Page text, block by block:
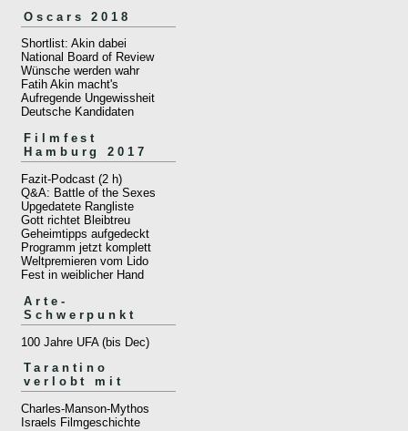
Oscars 2018
Shortlist: Akin dabei
National Board of Review
Wünsche werden wahr
Fatih Akin macht's
Aufregende Ungewissheit
Deutsche Kandidaten
Filmfest
Hamburg 2017
Fazit-Podcast (2 h)
Q&A: Battle of the Sexes
Upgedatete Rangliste
Gott richtet Bleibtreu
Geheimtipps aufgedeckt
Programm jetzt komplett
Weltpremieren vom Lido
Fest in weiblicher Hand
Arte-
Schwerpunkt
100 Jahre UFA (bis Dec)
Tarantino
verlobt mit
Charles-Manson-Mythos
Israels Filmgeschichte